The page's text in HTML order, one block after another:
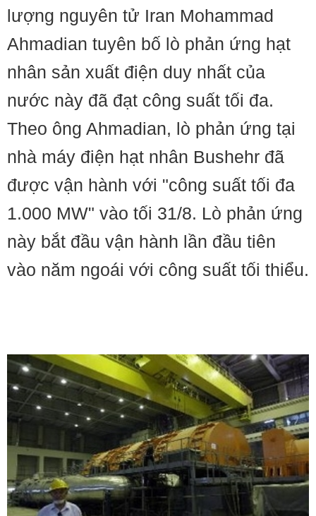
lượng nguyên tử Iran Mohammad
Ahmadian tuyên bố lò phản ứng hạt
nhân sản xuất điện duy nhất của
nước này đã đạt công suất tối đa.
Theo ông Ahmadian, lò phản ứng tại
nhà máy điện hạt nhân Bushehr đã
được vận hành với "công suất tối đa
1.000 MW" vào tối 31/8. Lò phản ứng
này bắt đầu vận hành lần đầu tiên
vào năm ngoái với công suất tối thiểu.